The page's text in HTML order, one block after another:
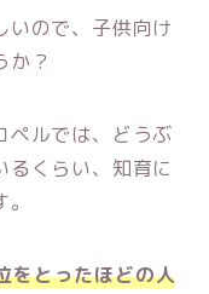
いので、子供向け
か？
ペルでは、どうぶ
るくらい、知育に
とったほどの人